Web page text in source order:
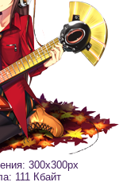
300x300px
111 Кбайт